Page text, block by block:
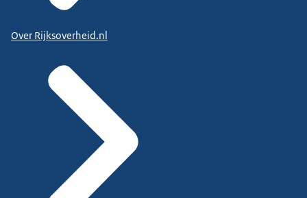
Over Rijksoverheid.nl